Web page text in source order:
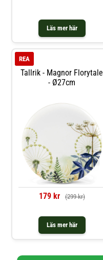
Läs mer här
Tallrik - Magnor Florytale
- Ø27cm
REA
179 kr (299 kr)
Läs mer här